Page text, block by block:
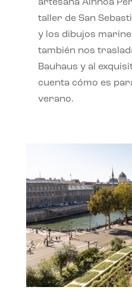
artesana Ainhoa
taller de San
y los dibujos
también nos
Bauhaus y al
cuenta cómo es
verano.